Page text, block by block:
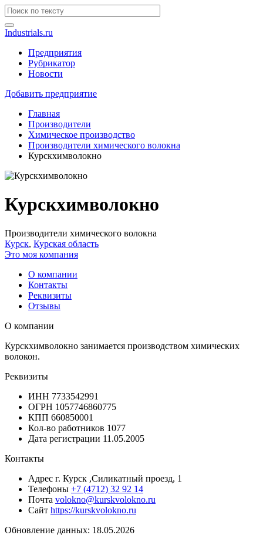
Industrials.ru
Предприятия
Рубрикатор
Новости
Добавить предприятие
Главная
Производители
Химическое производство
Производители химического волокна
Курскхимволокно
Курскхимволокно
Производители химического волокна
Курск, Курская область
Это моя компания
О компании
Контакты
Реквизиты
Отзывы
О компании
Курскхимволокно занимается производством химических
волокон.
Реквизиты
ИНН 7733542991
ОГРН 1057746860775
КПП 660850001
Кол-во работников 1077
Дата регистрации 11.05.2005
Контакты
Адрес г. Курск ,Силикатный проезд, 1
Телефоны +7 (4712) 32 92 14
Почта volokno@kurskvolokno.ru
Сайт https://kurskvolokno.ru
Обновление данных: 18.05.2026